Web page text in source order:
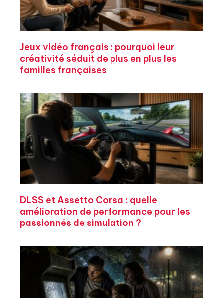
Jeux vidéo français : pourquoi leur
créativité séduit de plus en plus les
familles françaises
DLSS et Assetto Corsa : quelle
amélioration de performance pour les
passionnés de simulation ?